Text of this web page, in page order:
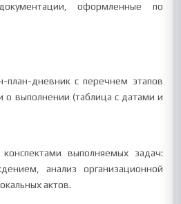
оформленные по
план-дневник с перечнем этапов
о выполнении (таблица с датами и
выполняемых задач:
анализ организационной
актов.